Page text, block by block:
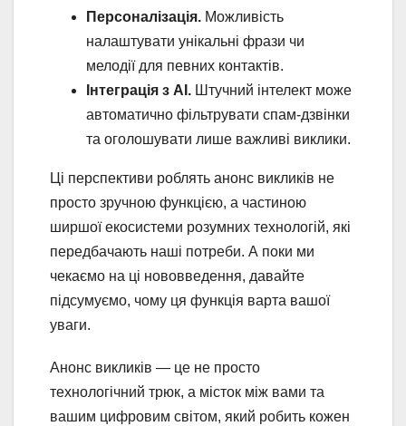
Персоналізація. Можливість
налаштувати унікальні фрази чи
мелодії для певних контактів.
Інтеграція з AI. Штучний інтелект може
автоматично фільтрувати спам-дзвінки
та оголошувати лише важливі виклики.
Ці перспективи роблять анонс викликів не
просто зручною функцією, а частиною
ширшої екосистеми розумних технологій, які
передбачають наші потреби. А поки ми
чекаємо на ці нововведення, давайте
підсумуємо, чому ця функція варта вашої
уваги.
Анонс викликів — це не просто
технологічний трюк, а місток між вами та
вашим цифровим світом, який робить кожен